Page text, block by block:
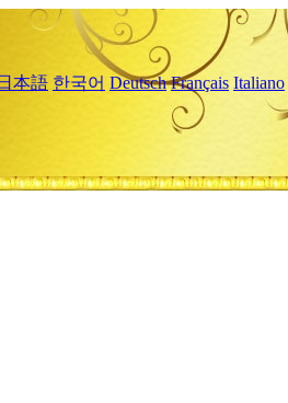
日本語 한국어 Deutsch Français Italiano